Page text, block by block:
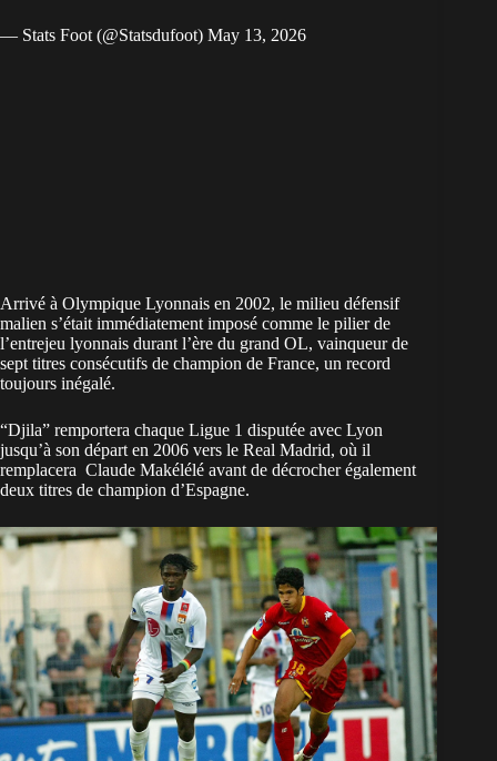
— Stats Foot (@Statsdufoot) May 13, 2026
Arrivé à Olympique Lyonnais en 2002, le milieu défensif
malien s’était immédiatement imposé comme le pilier de
l’entrejeu lyonnais durant l’ère du grand OL, vainqueur de
sept titres consécutifs de champion de France, un record
toujours inégalé.
“Djila” remportera chaque Ligue 1 disputée avec Lyon
jusqu’à son départ en 2006 vers le Real Madrid, où il
remplacera Claude Makélélé avant de décrocher également
deux titres de champion d’Espagne.